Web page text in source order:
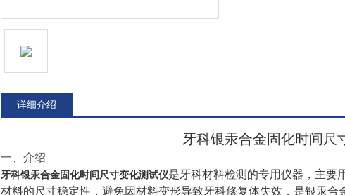
详细介绍
牙科银汞合金固化时间 尺
‌一、 介绍
牙科银汞合金固化时间尺寸变化测试仪是牙科材料检测的专用仪器，主要
材料的尺寸稳定性，避免因材料变形导致牙科修复体失效，是银汞合